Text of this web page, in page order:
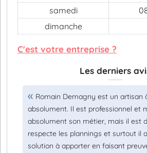
samedi
dimanche
C'est votre entreprise ?
Les derniers
Romain Demagny est un artisan
absolument. Il est professionnel et
absolument son métier, mais il est
respecte les plannings et surtout il
solution à apporter en faisant